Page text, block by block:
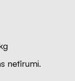
netīrumi.